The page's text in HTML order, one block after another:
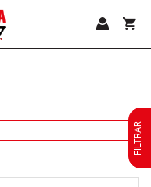
FILTRAR